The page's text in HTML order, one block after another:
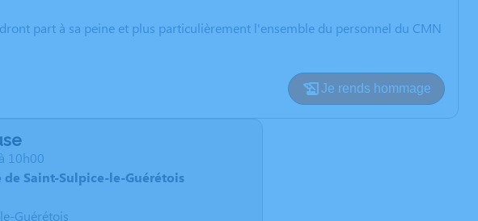
part à sa peine et plus particulièrement l'ensemble du personnel du CMN
Je rends hommage
10h00
de Saint-Sulpice-le-Guérétois
Guérétois